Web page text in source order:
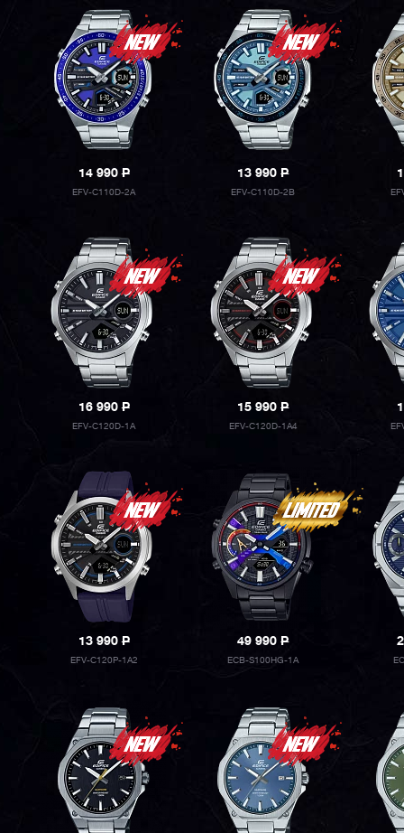
14 990P
EFV-C110D-2A
13 990P
EFV-C110D-2B
16 990P
EFV-C120D-1A
15 990P
EFV-C120D-1A4
13 990P
EFV-C120P-1A2
49 990P
ECB-S100HG-1A